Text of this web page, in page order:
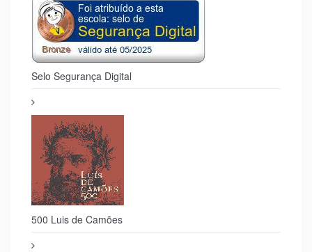
Selo Segurança Digital
500 Luis de Camões